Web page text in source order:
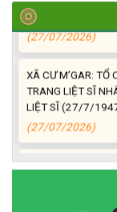
NHẬP
(27/07/2026)
XÃ CƯ M’GAR:
TRANG LIỆT SĨ
LIỆT SĨ (27/7/
(27/07/2026)
THĂM, TẶNG QUÀ